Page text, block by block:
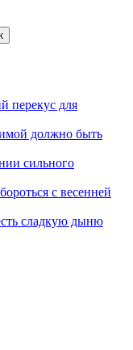
перекус для
должно быть
сильного
с весенней
сладкую дыню